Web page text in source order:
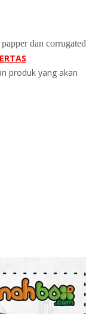
dan corrugated
produk yang akan